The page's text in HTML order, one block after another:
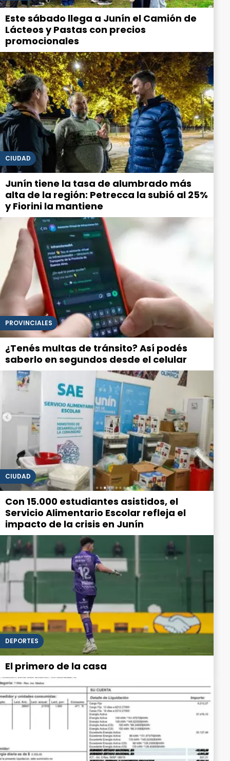
Este sábado llega a Junín el Camión de
Lácteos y Pastas con precios
promocionales
CIUDAD
Junín tiene la tasa de alumbrado más
alta de la región: Petrecca la subió al 25%
y Fiorini la mantiene
PROVINCIALES
¿Tenés multas de tránsito? Así podés
saberlo en segundos desde el celular
CIUDAD
Con 15.000 estudiantes asistidos, el
Servicio Alimentario Escolar refleja el
impacto de la crisis en Junín
DEPORTES
El primero de la casa